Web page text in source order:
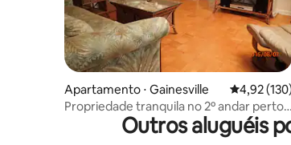
Apartamento ⋅ Gainesville 4,92 de
4,92
Propriedade tranquila no 2º andar perto
da UF/centro da cidade
Outros aluguéis